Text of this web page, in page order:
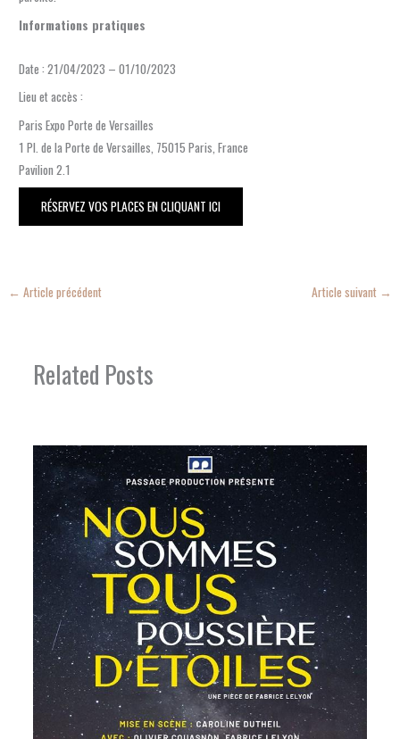
Informations pratiques
Date : 21/04/2023 – 01/10/2023
Lieu et accès :
Paris Expo Porte de Versailles
1 Pl. de la Porte de Versailles, 75015 Paris, France
Pavilion 2.1
RÉSERVEZ VOS PLACES EN CLIQUANT ICI
← Article précédent Article suivant →
Related Posts